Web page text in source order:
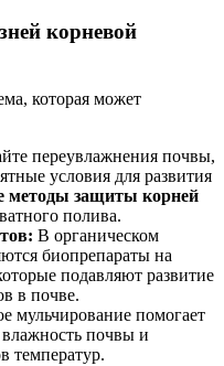
корневой
которая может
переувлажнения почвы,
условия для развития
методы защиты корней
полива.
В органическом
биопрепараты на
подавляют развитие
в почве.
мульчирование помогает
почвы и
температур.